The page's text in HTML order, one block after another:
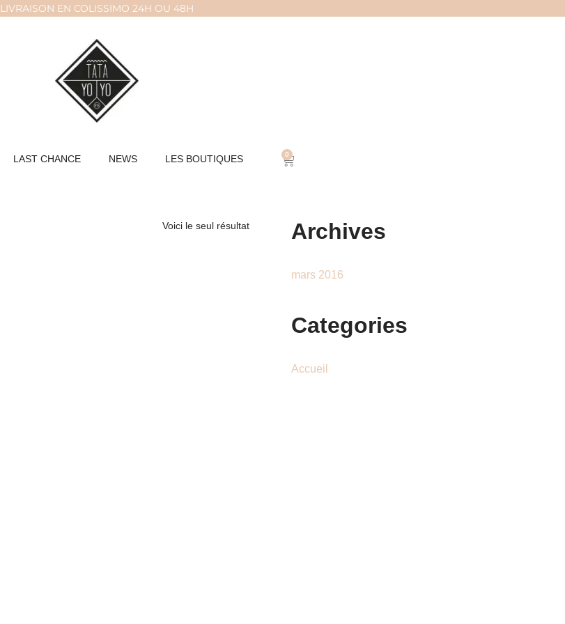
LIVRAISON EN COLISSIMO 24H OU 48H
LAST CHANCE NEWS LES BOUTIQUES 0
Voici le seul résultat Archives
mars 2016
Categories
Accueil